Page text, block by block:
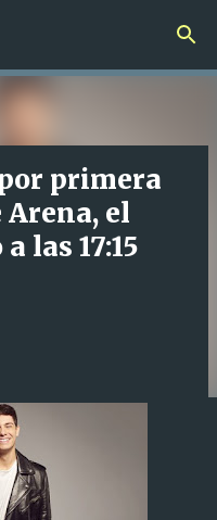
primera
Arena, el
las 17:15